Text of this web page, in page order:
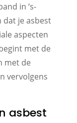
in ‘s-
dat je asbest
aspecten
met de
met de
vervolgens
asbest